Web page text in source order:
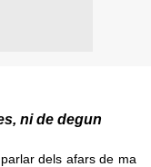
ni de degun
dels afars de ma